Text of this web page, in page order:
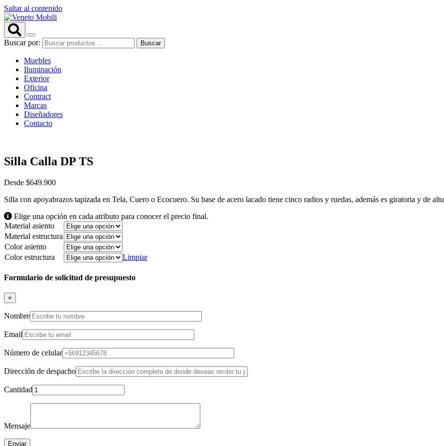
Saltar al contenido
Buscar por: Buscar
Muebles
Iluminación
Exterior
Oficina
Contract
Marcas
Diseñadores
Contacto
Silla Calla DP TS
Desde $649.900
Silla con apoyabrazos tapizada en Tela, Cuero o Ecocuero. Su base de acero lacado tiene cinco radios y ruedas, además es giratoria y de
Elige una opción en cada atributo para conocer el precio final.
Material asiento
Material estructura
Color asiento
Color estructura
Limpiar
Formulario de solicitud de presupuesto
×
Nombre
Email
Número de celular
Dirección de despacho
Cantidad
Mensaje